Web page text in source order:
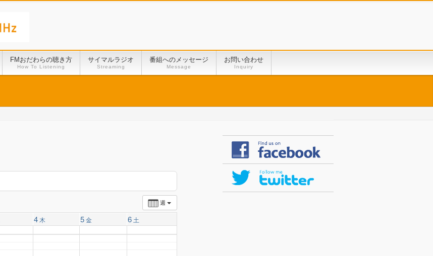
FMおだわらの聴き方
How To Listening
サイマルラジオ
Streaming
番組へのメッセージ
Message
お問い合わせ
Inquiry
週
4 木 5 金 6 土